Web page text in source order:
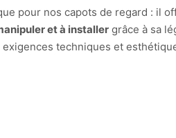
pour nos capots de regard : il
et à installer grâce à sa
techniques et